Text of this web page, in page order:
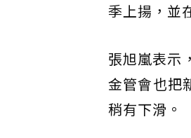
季上揚，並
張旭嵐表示
金管會也把
稍有下滑。